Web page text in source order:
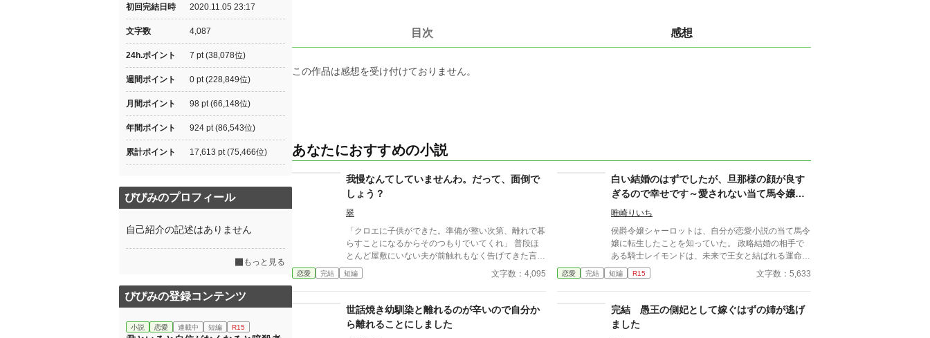
目次 感想
この作品は感想を受け付けておりません。
あなたにおすすめの小説
我慢なんてしていませんわ。だって、面倒で
しょう？
翠
「クロエに子供ができた。準備が整い次第、離れで暮
らすことになるからそのつもりでいてくれ」 普段ほ
とんど屋敷にいない夫が前触れもなく告げてきた言葉
をきっかけに、レティシアは“三年間”の契約を終わら
せることにした。 赤の他人を屋敷に迎えることはし
って、面倒でしょう？」 不誠実な夫も、無意味な結
婚も、 この際すべて切り捨ててしまいましょう。
恋愛 完結 短編 文字数：4,095
白い結婚のはずでしたが、旦那様の顔が良す
ぎるので幸せです～愛されない当て馬令嬢は
王太子に溺愛される～
唯崎りいち
侯爵令嬢シャーロットは、自分が恋愛小説の当て馬令
嬢に転生したことを知っていた。 政略結婚の相手で
ある騎士レイモンドは、未来で王女と結ばれる運命の
人。 だから結婚初夜に「お前を愛することはない」
と告げられても覚悟はできていた。 ――なぜなら彼
されるその日まで、推しの顔を眺められるだけで幸せ
だった。 怒られても幸せ。 睨まれても幸せ。 今日も
王宮で旦那様を見守る推し活に励んでいたら、なぜか
恋愛 完結 短編 R15 文字数：5,633
世話焼き幼馴染と離れるのが辛いので自分か
ら離れることにしました
完結 愚王の側妃として嫁ぐはずの姉が逃げ
ました
初回完結日時 2020.11.05 23:17
文字数 4,087
24h.ポイント 7 pt (38,078位)
週間ポイント 0 pt (228,849位)
月間ポイント 98 pt (66,148位)
年間ポイント 924 pt (86,543位)
累計ポイント 17,613 pt (75,466位)
ぴぴみのプロフィール
自己紹介の記述はありません
もっと見る
ぴぴみの登録コンテンツ
小説 恋愛 連載中 短編 R15